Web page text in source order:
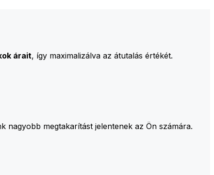
árait, így maximalizálva az átutalás értékét.
nagyobb megtakarítást jelentenek az Ön számára.